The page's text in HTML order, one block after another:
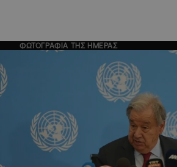
ΦΩΤΟΓΡΑΦΙΑ ΤΗΣ ΗΜΕΡΑΣ